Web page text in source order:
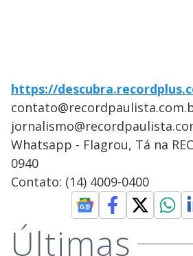
https://
Whatsapp - Flagrou, Tá na
0940
Contato: (14) 4009-0400
Últimas